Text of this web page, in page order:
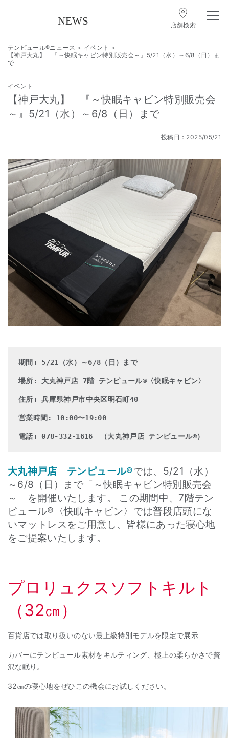
店舗検索
テンピュール®ニュース
イベント
【神戸大丸】 『～快眠キャビン特別販売会～』5/21（水）～6/8（日）ま
で
イベント
【神戸大丸】 『～快眠キャビン特別販売会
～』5/21（水）～6/8（日）まで
投稿日：2025/05/21
期間: 5/21（水）～6/8（日）まで
場所: 大丸神戸店 7階 テンピュール®〈快眠キャビン〉
住所: 兵庫県神戸市中央区明石町40
営業時間: 10:00〜19:00
電話: 078-332-1616　（大丸神戸店 テンピュール®）
大丸神戸店 テンピュール®では、5/21（水）
～6/8（日）まで「～快眠キャビン特別販売会
～」を開催いたします。 この期間中、7階テン
ピュール®〈快眠キャビン〉では普段店頭にな
いマットレスをご用意し、皆様にあった寝心地
をご提案いたします。
プロリュクスソフトキルト
（32㎝）
百貨店では取り扱いのない最上級特別モデルを限定で展示
カバーにテンピュール素材をキルティング、極上の柔らかさで贅
沢な眠り。
32㎝の寝心地をぜひこの機会にお試しください。